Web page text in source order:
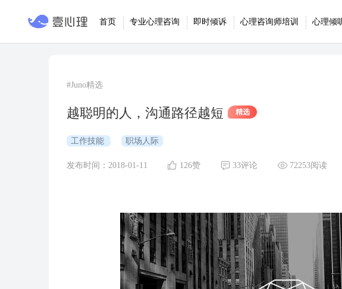
首页 专业心理咨询 即时倾诉 心理咨询师培训 心理倾
#Juno精选
越聪明的人，沟通路径越短 精选
工作技能 职场人际
发布时间：2018-01-11 126赞 33评论 72253阅读